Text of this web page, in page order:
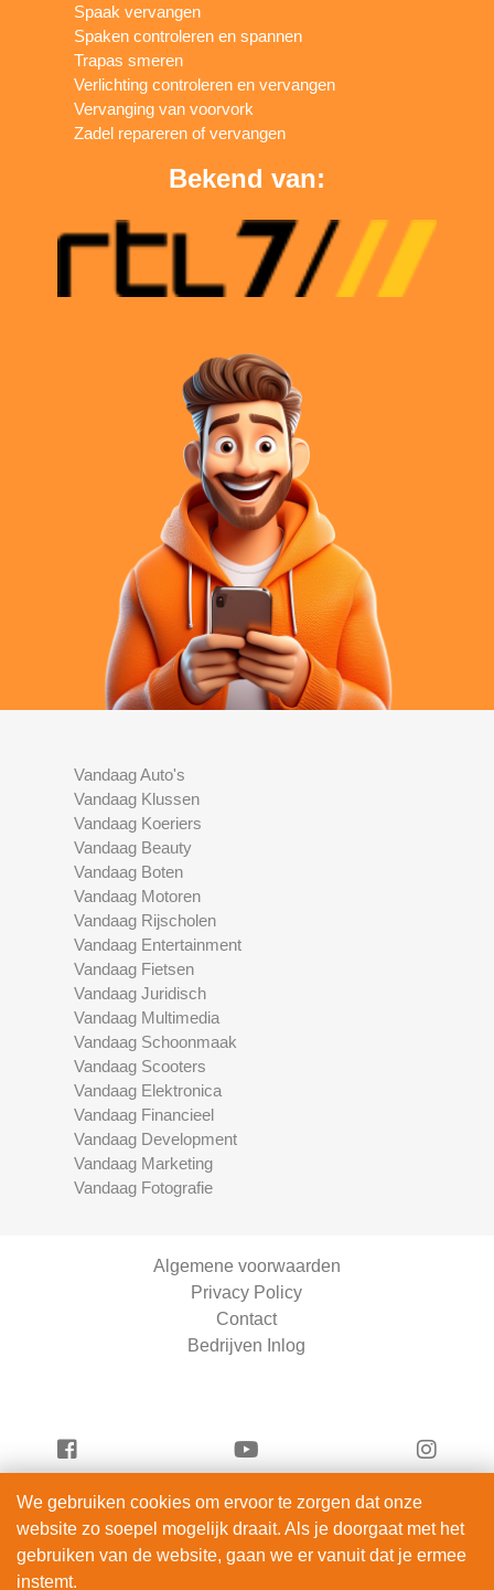
Spaak vervangen
Spaken controleren en spannen
Trapas smeren
Verlichting controleren en vervangen
Vervanging van voorvork
Zadel repareren of vervangen
Bekend van:
Vandaag Auto's
Vandaag Klussen
Vandaag Koeriers
Vandaag Beauty
Vandaag Boten
Vandaag Motoren
Vandaag Rijscholen
Vandaag Entertainment
Vandaag Fietsen
Vandaag Juridisch
Vandaag Multimedia
Vandaag Schoonmaak
Vandaag Scooters
Vandaag Elektronica
Vandaag Financieel
Vandaag Development
Vandaag Marketing
Vandaag Fotografie
Algemene voorwaarden
Privacy Policy
Contact
Bedrijven Inlog
Vandaag Fietsen is onderdeel van
ServiceRight B.V. | KVK 90914872
We gebruiken cookies om ervoor te zorgen dat onze
website zo soepel mogelijk draait. Als je doorgaat met het
gebruiken van de website, gaan we er vanuit dat je ermee
instemt.